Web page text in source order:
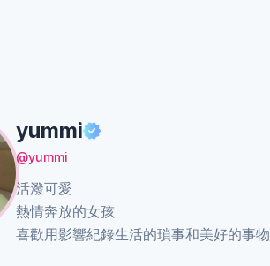
yummi
@yummi
活潑可愛
熱情奔放的女孩
喜歡用影響紀錄生活的瑣事和美好的事物